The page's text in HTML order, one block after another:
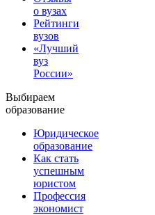
о вузах
Рейтинги
вузов
«Лучший
вуз
России»
Выбираем
образование
Юридическое
образование
Как стать
успешным
юристом
Профессия
экономист